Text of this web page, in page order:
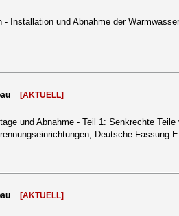
- Installation und Abnahme der
[AKTUELL]
und Abnahme - Teil 1: Senkrechte Teile
Deutsche Fassung
[AKTUELL]